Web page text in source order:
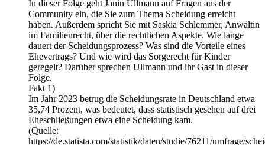
In dieser Folge geht Janin Ullmann auf Fragen aus der
Community ein, die Sie zum Thema Scheidung erreicht
haben. Außerdem spricht Sie mit Saskia Schlemmer, Anwältin
im Familienrecht, über die rechtlichen Aspekte. Wie lange
dauert der Scheidungsprozess? Was sind die Vorteile eines
Ehevertrags? Und wie wird das Sorgerecht für Kinder
geregelt? Darüber sprechen Ullmann und ihr Gast in dieser
Folge.
Fakt 1)
Im Jahr 2023 betrug die Scheidungsrate in Deutschland etwa
35,74 Prozent, was bedeutet, dass statistisch gesehen auf drei
Eheschließungen etwa eine Scheidung kam.
(Quelle:
https://de.statista.com/statistik/daten/studie/76211/umfrage/